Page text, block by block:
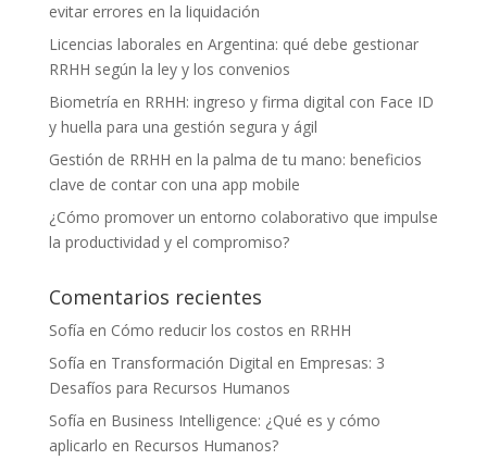
evitar errores en la liquidación
Licencias laborales en Argentina: qué debe gestionar
RRHH según la ley y los convenios
Biometría en RRHH: ingreso y firma digital con Face ID
y huella para una gestión segura y ágil
Gestión de RRHH en la palma de tu mano: beneficios
clave de contar con una app mobile
¿Cómo promover un entorno colaborativo que impulse
la productividad y el compromiso?
Comentarios recientes
Sofía en Cómo reducir los costos en RRHH
Sofía en Transformación Digital en Empresas: 3
Desafíos para Recursos Humanos
Sofía en Business Intelligence: ¿Qué es y cómo
aplicarlo en Recursos Humanos?